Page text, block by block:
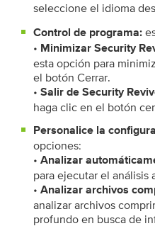
seleccione el idioma
Control de programa:
• Minimizar Security
esta opción para
el botón Cerrar.
• Salir de Security
haga clic en el botón
Personalice la
opciones:
• Analizar
para ejecutar el análisis
• Analizar archivos
analizar archivos
profundo en busca de